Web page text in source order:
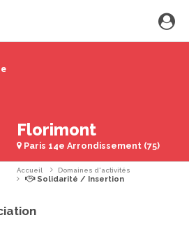
Florimont
Paris 14e Arrondissement (75)
Accueil Domaines d'activités
Solidarité / Insertion